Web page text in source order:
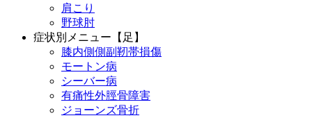
肩こり
野球肘
症状別メニュー【足】
膝内側側副靭帯損傷
モートン病
シーバー病
有痛性外脛骨障害
ジョーンズ骨折